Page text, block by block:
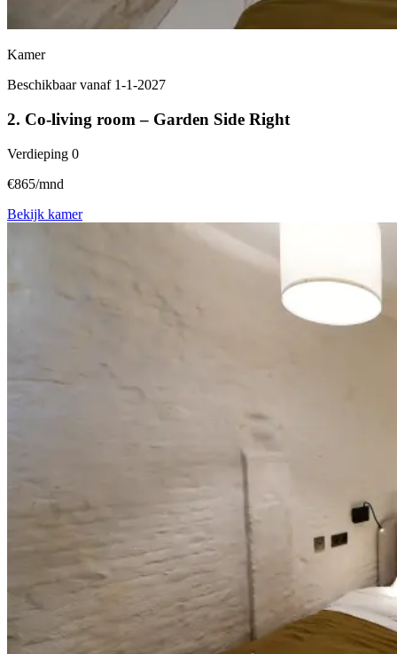
Kamer
Beschikbaar vanaf 1-1-2027
2. Co-living room – Garden Side Right
Verdieping 0
€865/mnd
Bekijk kamer